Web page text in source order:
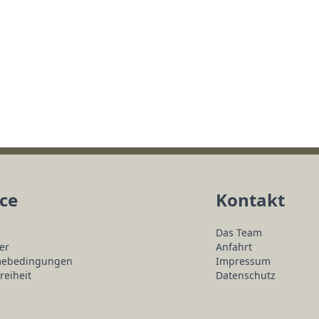
Kontakt
Das Team
Anfahrt
Impressum
Datenschutz